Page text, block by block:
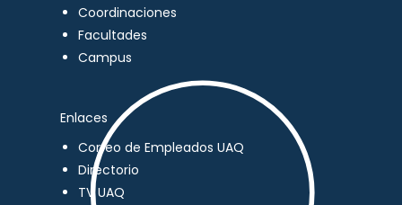
Coordinaciones
Facultades
Campus
Enlaces
Correo de Empleados UAQ
Directorio
TV UAQ